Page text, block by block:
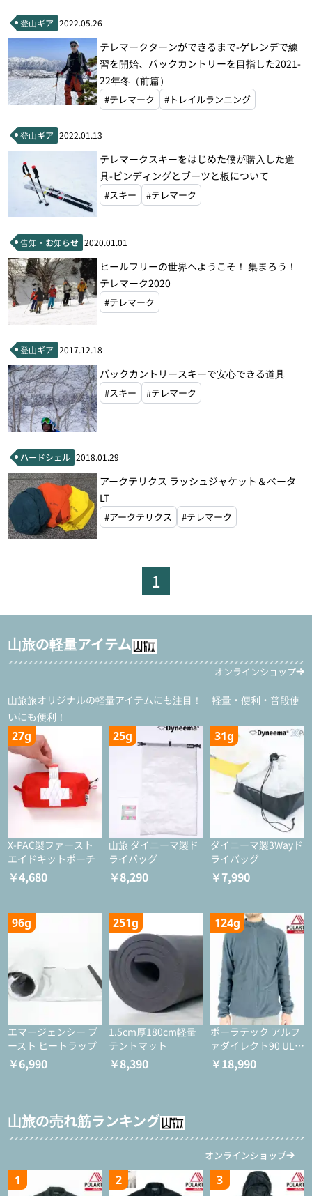
登山ギア 2022.05.26
テレマークターンができるまで-ゲレンデで練
習を開始、バックカントリーを目指した2021-
22年冬（前篇）
#テレマーク #トレイルランニング
登山ギア 2022.01.13
テレマークスキーをはじめた僕が購入した道
具-ビンディングとブーツと板について
#スキー #テレマーク
告知・お知らせ 2020.01.01
ヒールフリーの世界へようこそ！ 集まろう！
テレマーク2020
#テレマーク
登山ギア 2017.12.18
バックカントリースキーで安心できる道具
#スキー #テレマーク
ハードシェル 2018.01.29
アークテリクス ラッシュジャケット＆ベータ
LT
#アークテリクス #テレマーク
1
山旅の軽量アイテム
オンラインショップ
山旅旅オリジナルの軽量アイテムにも注目！ 軽量・便利・普段使
いにも便利！
27g
X-PAC製ファースト
エイドキットポーチ
￥4,680
25g
山旅 ダイニーマ製ド
ライバッグ
￥8,290
31g
ダイニーマ製3Wayド
ライバッグ
￥7,990
96g
エマージェンシー ブ
ースト ヒートラップ
￥6,990
251g
1.5cm厚180cm軽量
テントマット
￥8,390
124g
ポーラテック アルフ
ァダイレクト90 ULジ
ャケット
￥18,990
山旅の売れ筋ランキング
オンラインショップ
1 2 3